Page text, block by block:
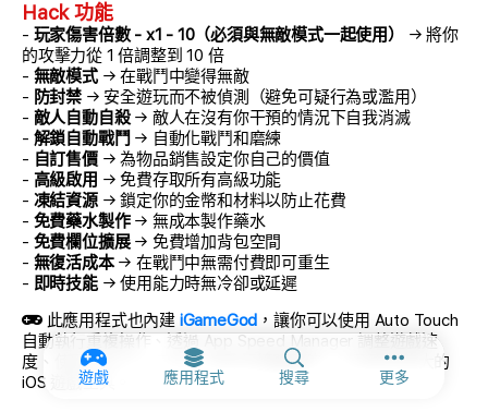
遊戲 應用程式 搜尋 更多更多選項和
Hack 功能
- 玩家傷害倍數 - x1 - 10（必須與無敵模式一起使用）
→ 將你
的攻擊力從 1 倍調整到 10 倍
- 無敵模式→ 在戰鬥中變得無敵
- 防封禁 → 安全遊玩而不被偵測（避免可疑行為或濫用）
- 敵人自動自殺→ 敵人在沒有你干預的情況下自我消滅
- 解鎖自動戰鬥 → 自動化戰鬥和磨練
- 自訂售價→ 為物品銷售設定你自己的價值
- 高級啟用 → 免費存取所有高級功能
- 凍結資源→ 鎖定你的金幣和材料以防止花費
- 免費藥水製作→ 無成本製作藥水
- 免費欄位擴展→ 免費增加背包空間
- 無復活成本→ 在戰鬥中無需付費即可重生
- 即時技能→ 使用能力時無冷卻或延遲
此應用程式也內建 iGameGod ，讓你可以使用 Auto Touch
自動執行重複操作、透過 App Speed Manager 調整遊戲速
度、使用 Memory Engine 修改記憶體數值，以及更多強大的
iOS 遊戲工具。